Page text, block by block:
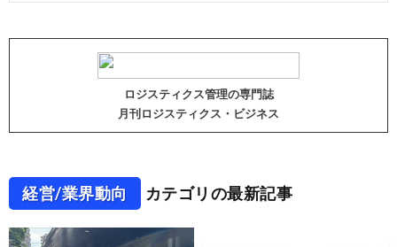
ロジスティクス管理の専門誌
月刊ロジスティクス・ビジネス
経営/業界動向 カテゴリの最新記事